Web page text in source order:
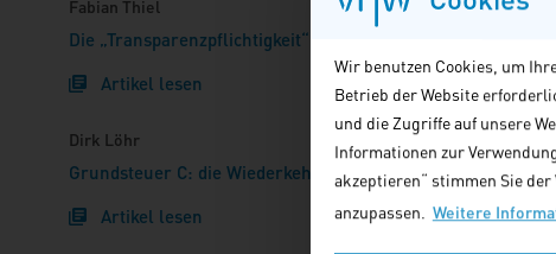
Wir benutzen Cookies, um
Betrieb der Website
und die Zugriffe auf unsere
Informationen zur
akzeptieren“ stimmen Sie
anzupassen.
Weitere
Fabian Thiel
Die „Transparenzpflichtigkeit“ des Grundstückseigentums
Artikel lesen
Dirk Löhr
Grundsteuer C: die Wiederkehr einer Untoten
Artikel lesen